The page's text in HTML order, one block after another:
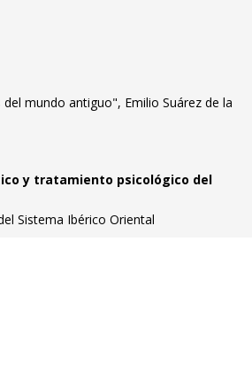
mundo antiguo", Emilio Suárez de la
y tratamiento psicológico del
Sistema Ibérico Oriental